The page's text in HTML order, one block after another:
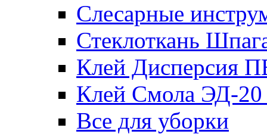
Слесарные
Стеклоткань
Клей Дисперсия
Клей Смола ЭД-20
Все для уборки